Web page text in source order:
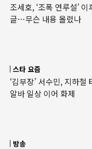
조세호, ‘조폭 연루설’
글…무슨 내용 올렸나
스타 요즘
‘김부장’ 서수민, 지하
알바 일상 이어 화제
방송